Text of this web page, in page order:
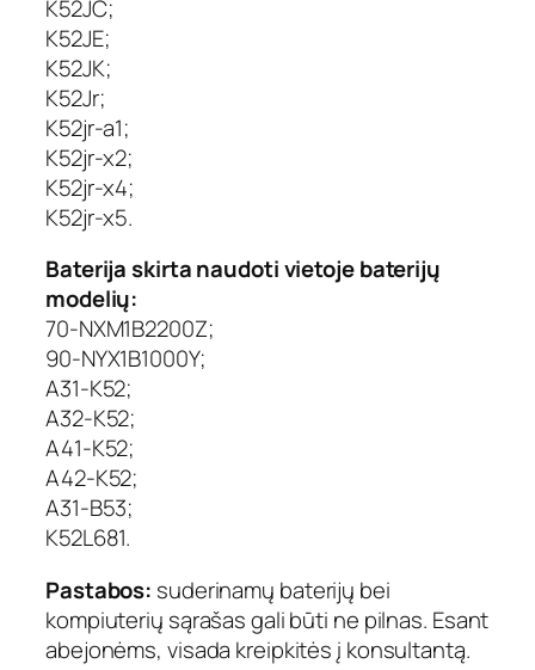
A
h
,
E
x
t
r
a
i
g
i
t
a
l
S
e
l
e
c
t
e
d
K52JC;
K52JE;
K52JK;
K52Jr;
K52jr-a1;
K52jr-x2;
K52jr-x4;
K52jr-x5.
Baterija skirta naudoti vietoje baterijų
modelių:
70-NXM1B2200Z;
90-NYX1B1000Y;
A31-K52;
A32-K52;
A41-K52;
A42-K52;
A31-B53;
K52L681.
Pastabos: suderinamų baterijų bei
kompiuterių sąrašas gali būti ne pilnas. Esant
abejonėms, visada kreipkitės į konsultantą.